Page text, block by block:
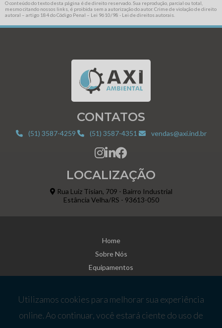
O conteúdo do texto desta página é de direito reservado. Sua reprodução, parcial ou total,
mesmo citando nossos links, é proibida sem a autorização do autor. Crime de violação de direito
autoral – artigo 184 do Código Penal – Lei 9610/98 - Lei de direitos autorais
CONTATOS
(51) 3587-4259 (51) 3587-4351 vendas@axi.ind.br
LOCALIZAÇÃO
Rua Luiz Tisian, 709 - Bairro Industrial
Estância Velha/RS - 93613-050
Home
Sobre Nós
Equipamentos
Mapa do site